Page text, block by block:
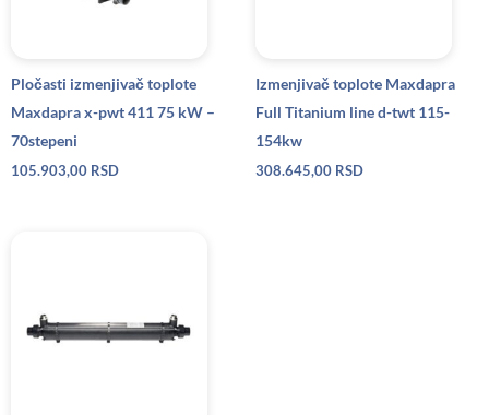
Pločasti izmenjivač toplote
Maxdapra x-pwt 411 75 kW –
70stepeni
105.903,00 RSD
Izmenjivač toplote Maxdapra
Full Titanium line d-twt 115-
154kw
308.645,00 RSD